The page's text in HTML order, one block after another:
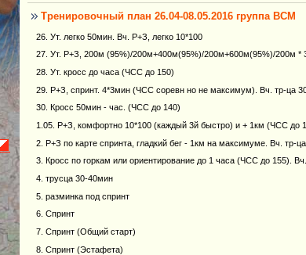
Тренировочный план 26.04-08.05.2016 группа ВСМ
26. Ут. легко 50мин. Вч. Р+З, легко 10*100
27. Ут. Р+З, 200м (95%)/200м+400м(95%)/200м+600м(95%)/200м *
28. Ут. кросс до часа (ЧСС до 150)
29. Р+З, спринт. 4*3мин (ЧСС соревн но не максимум). Вч. тр-ца
30. Кросс 50мин - час. (ЧСС до 140)
1.05. Р+З, комфортно 10*100 (каждый 3й быстро) и + 1км (ЧСС до
2. Р+З по карте спринта, гладкий бег - 1км на максимуме. Вч. тр-
3. Кросс по горкам или ориентирование до 1 часа (ЧСС до 155).
4. трусца 30-40мин
5. разминка под спринт
6. Спринт
7. Спринт (Общий старт)
8. Спринт (Эстафета)